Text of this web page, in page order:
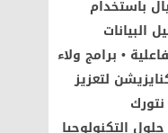
باستخدام
البيانات
• برامج ولاء
لتعزيز
التكنولوجيا